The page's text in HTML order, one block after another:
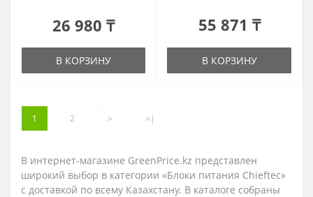
26 980 ₸
В КОРЗИНУ
55 871 ₸
В КОРЗИНУ
1 2 > >|
В интернет-магазине GreenPrice.kz представлен
широкий выбор в категории «Блоки питания Chieftec»
с доставкой по всему Казахстану. В каталоге собраны